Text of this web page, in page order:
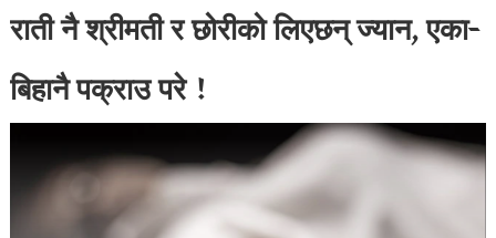
राती नै श्रीमती र छोरीको लिएछन् ज्यान, एका-
बिहानै पक्राउ परे !